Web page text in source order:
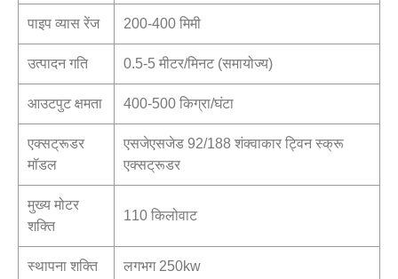
पाइप व्यास रेंज 200-400 मिमी
उत्पादन गति 0.5-5 मीटर/मिनट (समायोज्य)
आउटपुट क्षमता 400-500 किग्रा/घंटा
एक्सट्रूडर
मॉडल
एसजेएसजेड 92/188 शंक्वाकार ट्विन स्क्रू
एक्सट्रूडर
मुख्य मोटर
शक्ति
110 किलोवाट
स्थापना शक्ति लगभग 250kw